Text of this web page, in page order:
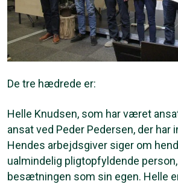
De tre hædrede er:
Helle Knudsen, som har været
ansat ved Peder Pedersen, der har
Hendes arbejdsgiver siger om
ualmindelig pligtopfyldende
besætningen som sin egen. Helle